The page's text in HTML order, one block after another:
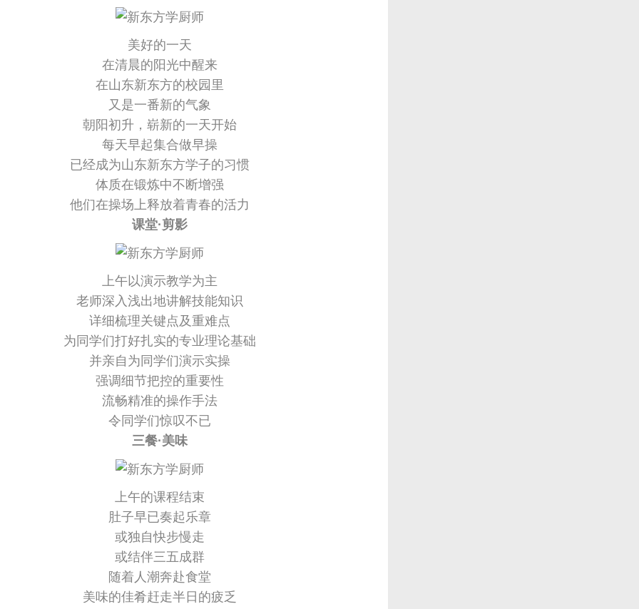
美好的一天
在清晨的阳光中醒来
在山东新东方的校园里
又是一番新的气象
朝阳初升，崭新的一天开始
每天早起集合做早操
已经成为山东新东方学子的习惯
体质在锻炼中不断增强
他们在操场上释放着青春的活力
课堂·剪影
上午以演示教学为主
老师深入浅出地讲解技能知识
详细梳理关键点及重难点
为同学们打好扎实的专业理论基础
并亲自为同学们演示实操
强调细节把控的重要性
流畅精准的操作手法
令同学们惊叹不已
三餐·美味
上午的课程结束
肚子早已奏起乐章
或独自快步慢走
或结伴三五成群
随着人潮奔赴食堂
美味的佳肴赶走半日的疲乏